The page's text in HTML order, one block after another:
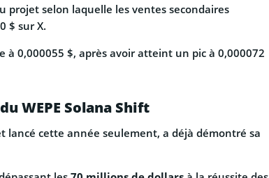
projet selon laquelle les ventes secondaires
$ sur X.
à 0,000055 $, après avoir atteint un pic à 0,000072
WEPE Solana Shift
lancé cette année seulement, a déjà démontré sa